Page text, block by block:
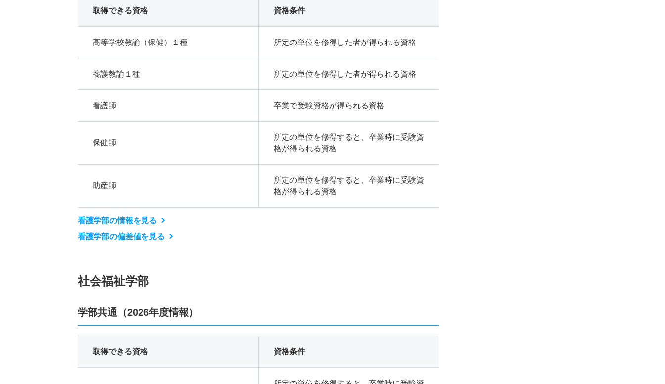
取得できる資格 資格条件
高等学校教諭（保健）１種 所定の単位を修得した者が得られる資格
養護教諭１種 所定の単位を修得した者が得られる資格
看護師 卒業で受験資格が得られる資格
保健師
所定の単位を修得すると、卒業時に受験資
格が得られる資格
助産師
所定の単位を修得すると、卒業時に受験資
格が得られる資格
看護学部の情報を見る
看護学部の偏差値を見る
社会福祉学部
学部共通（2026年度情報）
取得できる資格 資格条件